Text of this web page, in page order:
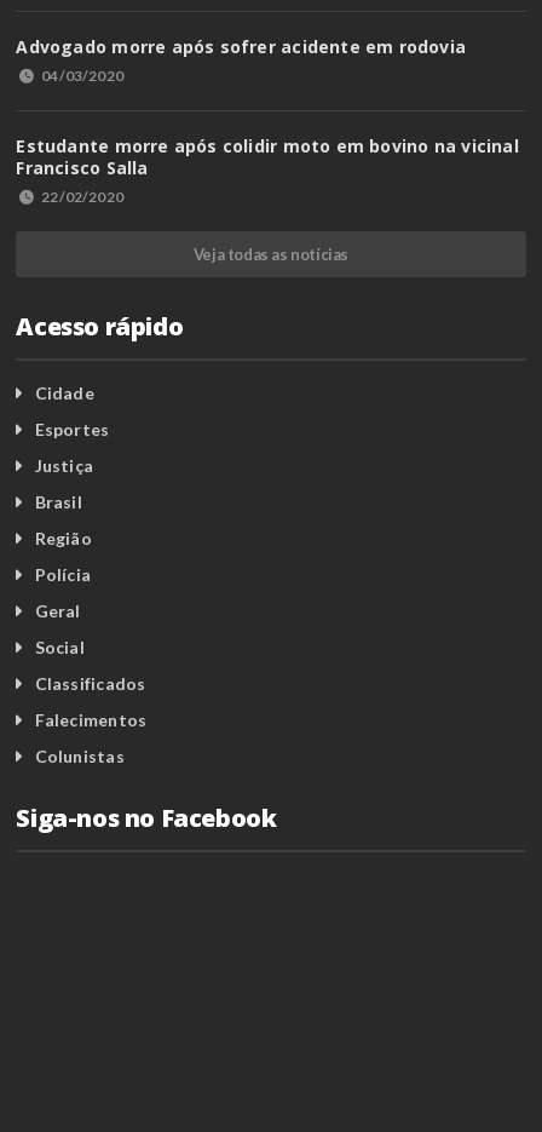
Advogado morre após sofrer acidente em rodovia
04/03/2020
Estudante morre após colidir moto em bovino na vicinal
Francisco Salla
22/02/2020
Veja todas as notícias
Acesso rápido
Cidade
Esportes
Justiça
Brasil
Região
Polícia
Geral
Social
Classificados
Falecimentos
Colunistas
Siga-nos no Facebook